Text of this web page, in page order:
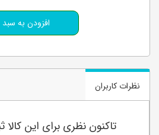
نظرات کاربران
تاکنون نظری برای این